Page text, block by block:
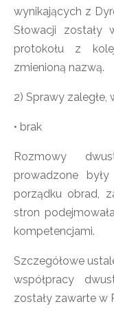
wynikających z
Słowacji zostały
protokołu z
zmienioną nazwą.
2) Sprawy zaległe,
• brak
Rozmowy
prowadzone
porządku obrad,
stron
kompetencjami.
Szczegółowe
współpracy
zostały zawarte w